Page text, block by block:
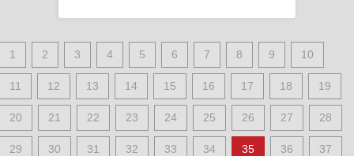
1 2 3 4 5 6 7 8 9 10
11 12 13 14 15 16 17 18 19
20 21 22 23 24 25 26 27 28
29 30 31 32 33 34 35 36 37